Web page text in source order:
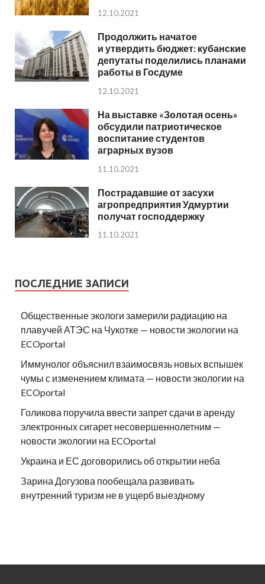
12.10.2021
Продолжить начатое
и утвердить бюджет: кубанские
депутаты поделились планами
работы в Госдуме
12.10.2021
На выставке «Золотая осень»
обсудили патриотическое
воспитание студентов
аграрных вузов
11.10.2021
Пострадавшие от засухи
агропредприятия Удмуртии
получат господдержку
11.10.2021
ПОСЛЕДНИЕ ЗАПИСИ
Общественные экологи замерили радиацию на
плавучей АТЭС на Чукотке — новости экологии на
ECOportal
Иммунолог объяснил взаимосвязь новых вспышек
чумы с изменением климата — новости экологии на
ECOportal
Голикова поручила ввести запрет сдачи в аренду
электронных сигарет несовершеннолетним —
новости экологии на ECOportal
Украина и ЕС договорились об открытии неба
Зарина Догузова пообещала развивать
внутренний туризм не в ущерб выездному